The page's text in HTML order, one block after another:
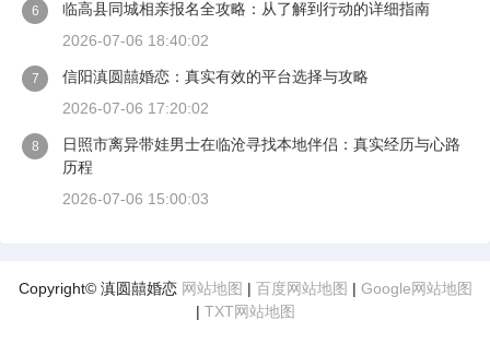
6
临高县同城相亲报名全攻略：从了解到行动的详细指南
2026-07-06 18:40:02
7
信阳滇圆囍婚恋：真实有效的平台选择与攻略
2026-07-06 17:20:02
8
日照市离异带娃男士在临沧寻找本地伴侣：真实经历与心路
历程
2026-07-06 15:00:03
Copyright© 滇圆囍婚恋 网站地图 | 百度网站地图 | Google网站地图
| TXT网站地图